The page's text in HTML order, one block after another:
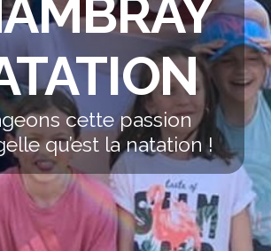
cette passion
qu’est la natation !